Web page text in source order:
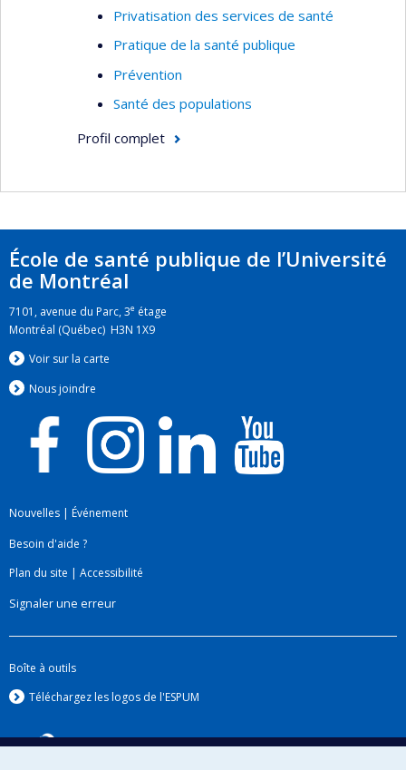
Privatisation des services de santé
Pratique de la santé publique
Prévention
Santé des populations
Profil complet
École de santé publique de l’Université
de Montréal
7101, avenue du Parc, 3e étage
Montréal (Québec) H3N 1X9
Voir sur la carte
Nous joindre
Nouvelles | Événement
Besoin d'aide ?
Plan du site | Accessibilité
Signaler une erreur
Boîte à outils
Téléchargez les logos de l'ESPUM